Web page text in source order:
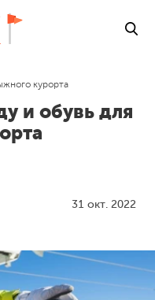
курорта
и обувь для
31 окт. 2022